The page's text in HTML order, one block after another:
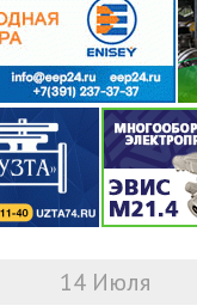
14 Июля